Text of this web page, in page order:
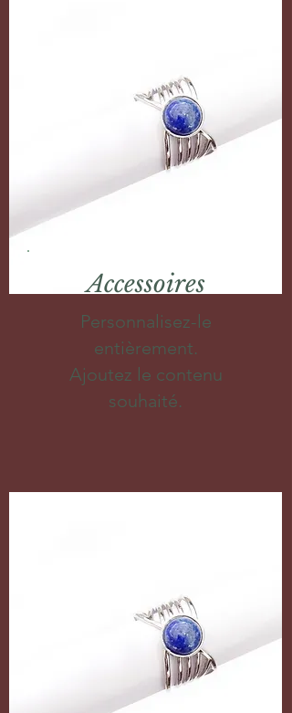
Accessoires
Personnalisez-le
entièrement.
Ajoutez le contenu
souhaité.